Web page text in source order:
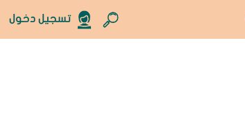
تسجيل دخول